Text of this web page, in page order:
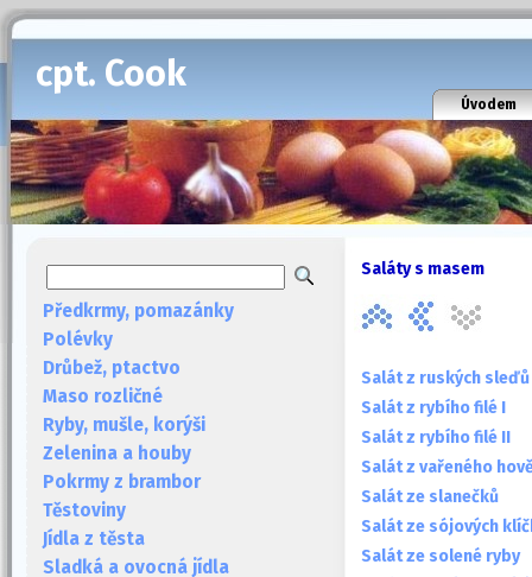
cpt. Cook
Úvodem
Předkrmy, pomazánky
Polévky
Drůbež, ptactvo
Maso rozličné
Ryby, mušle, korýši
Zelenina a houby
Pokrmy z brambor
Těstoviny
Jídla z těsta
Sladká a ovocná jídla
Saláty s masem
Salát z ruských sleďů
Salát z rybího filé I
Salát z rybího filé II
Salát z vařeného
Salát ze slanečků
Salát ze sójových
Salát ze solené ryby